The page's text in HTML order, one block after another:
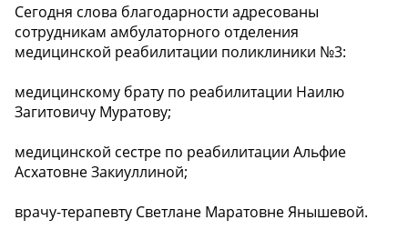
Сегодня слова благодарности адресованы
сотрудникам амбулаторного отделения
медицинской реабилитации поликлиники №3:
медицинскому брату по реабилитации Наилю
Загитовичу Муратову;
медицинской сестре по реабилитации Альфие
Асхатовне Закиуллиной;
врачу-терапевту Светлане Маратовне Янышевой.